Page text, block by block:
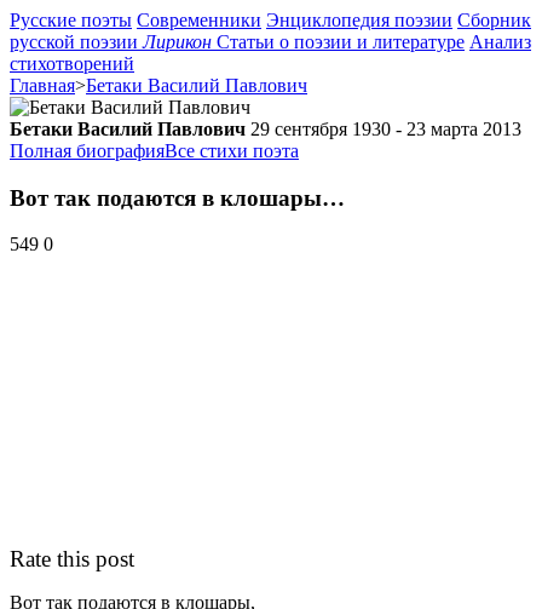
Русские поэты Современники Энциклопедия поэзии Сборник
русской поэзии Лирикон Статьи о поэзии и литературе Анализ
стихотворений
Главная>Бетаки Василий Павлович
Бетаки Василий Павлович 29 сентября 1930 - 23 марта 2013
Полная биографияВсе стихи поэта
Вот так подаются в клошары…
549 0
Rate this post
Вот так подаются в клошары,